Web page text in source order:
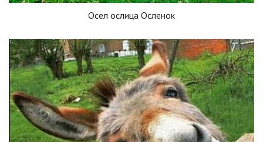
Осел ослица Осленок